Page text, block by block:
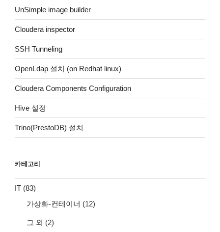
UnSimple image builder
Cloudera inspector
SSH Tunneling
OpenLdap 설치 (on Redhat linux)
Cloudera Components Configuration
Hive 설정
Trino(PrestoDB) 설치
카테고리
IT (83)
가상화-컨테이너 (12)
그 외 (2)